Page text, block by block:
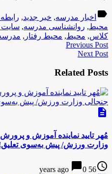
label اخبار مدرسه, خبر جدید,
محیط, روانشناسی مدرسه,
کلاس, محیط, محیط رفتار ,
Previous Post
Next Post
Related Posts
description
مُهر تایید نماینده آموزش و
وزارت ورزش/ پیش به‌سوی
access_time
56 years ago
chat_bubble0